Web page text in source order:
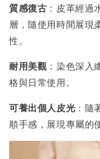
質感復古 ：皮革經過
層，隨使用時間展現
性。
耐用美觀：染色深入
格與日常使用。
可養出個人皮光 ：隨
順手感，展現專屬的